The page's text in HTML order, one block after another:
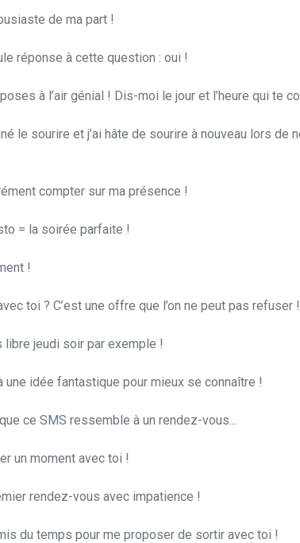
de ma part !
réponse à cette question : oui !
à l’air génial ! Dis-moi le jour et l’heure qui te
le sourire et j’ai hâte de sourire à nouveau lors de
compter sur ma présence !
= la soirée parfaite !
!
toi ? C’est une offre que l’on ne peut pas refuser !
libre jeudi soir par exemple !
une idée fantastique pour mieux se connaître !
ce SMS ressemble à un rendez-vous...
un moment avec toi !
rendez-vous avec impatience !
du temps pour me proposer de sortir avec toi !